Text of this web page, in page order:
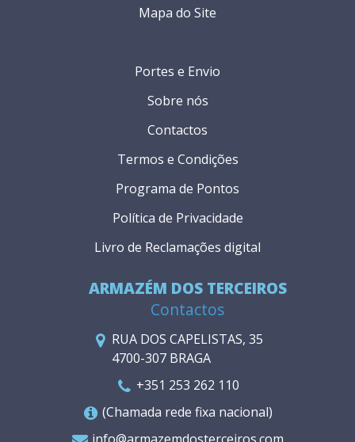
ARMAZÉM DOS TERCEIROS
Contactos
RUA DOS CAPELISTAS, 35
4700-307 BRAGA
+351 253 262 110
(Chamada rede fixa nacional)
Portes e Envio
Sobre nós
Contactos
Termos e Condições
Programa de Pontos
Política de Privacidade
Livro de Reclamações digital
Mapa do Site